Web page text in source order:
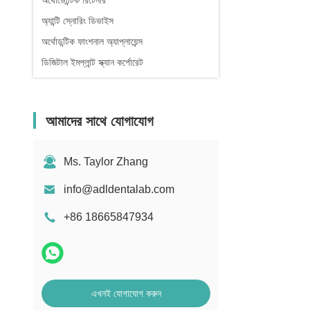
অ্যান্টি স্নোরিং ডিভাইস
অর্থোডন্টিক ফাংশনাল অ্যাপ্লায়েন্স
ডিজিটাল ইমপ্লান্ট স্ক্যান কর্পোরেট
আমাদের সাথে যোগাযোগ
Ms. Taylor Zhang
info@adldentalab.com
+86 18665847934
এখনই যোগাযোগ করুন